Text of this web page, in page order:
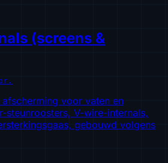
(screens &
voor vaten en
steunroosters, V-wire-internals,
gebouwd volgens